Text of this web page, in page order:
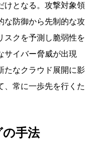
けとなる。攻撃対象領
な防御から先制的な攻
スクを予測し脆弱性を
サイバー脅威が出現
たなクラウド展開に影
、常に一歩先を行くた
手法